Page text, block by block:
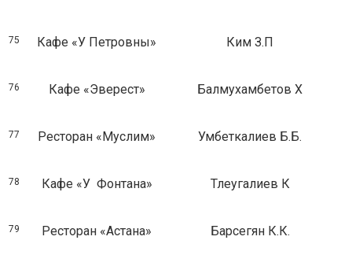
75 Кафе «У Петровны» Ким З.П
76 Кафе «Эверест» Балмухамбетов Х
77 Ресторан «Муслим» Умбеткалиев Б.Б.
78 Кафе «У Фонтана» Тлеугалиев К
79 Ресторан «Астана» Барсегян К.К.